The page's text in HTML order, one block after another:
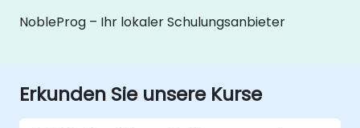
NobleProg – Ihr lokaler Schulungsanbieter
Erkunden Sie unsere Kurse